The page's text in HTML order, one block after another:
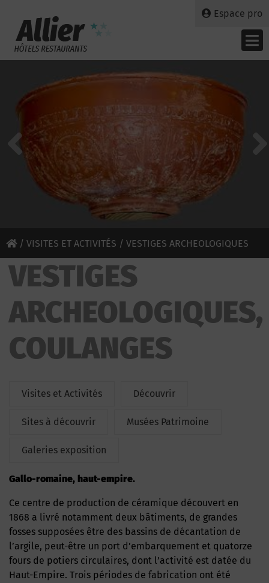
Espace pro
/ VISITES ET ACTIVITÉS / VESTIGES ARCHEOLOGIQUES
VESTIGES
ARCHEOLOGIQUES,
COULANGES
Visites et Activités Découvrir
Sites à découvrir Musées Patrimoine
Galeries exposition
Gallo-romaine, haut-empire.
Ce centre de production de céramique découvert en
1868 a livré notamment deux bâtiments, de grandes
fosses supposées être des bassins de décantation de
l’argile, peut-être un port d’embarquement et quatorze
fours de potiers circulaires, dont l’activité est datée du
Haut-Empire. Trois périodes de fabrication ont été